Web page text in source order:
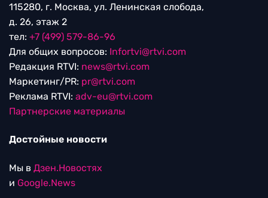
115280, г. Москва, ул. Ленинская слобода,
д. 26, этаж 2
тел: +7 (499) 579-86-96
Для общих вопросов: Infortvi@rtvi.com
Редакция RTVI: news@rtvi.com
Маркетинг/PR: pr@rtvi.com
Реклама RTVI: adv-eu@rtvi.com
Партнерские материалы
Достойные новости
Мы в Дзен.Новостях
и Google.News